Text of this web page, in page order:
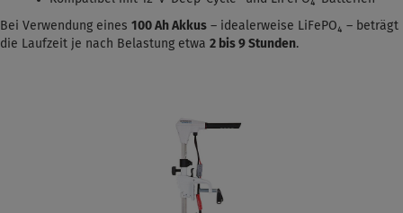
Bei Verwendung eines 100 Ah Akkus – idealerweise LiFePO₄ – beträgt
die Laufzeit je nach Belastung etwa 2 bis 9 Stunden.